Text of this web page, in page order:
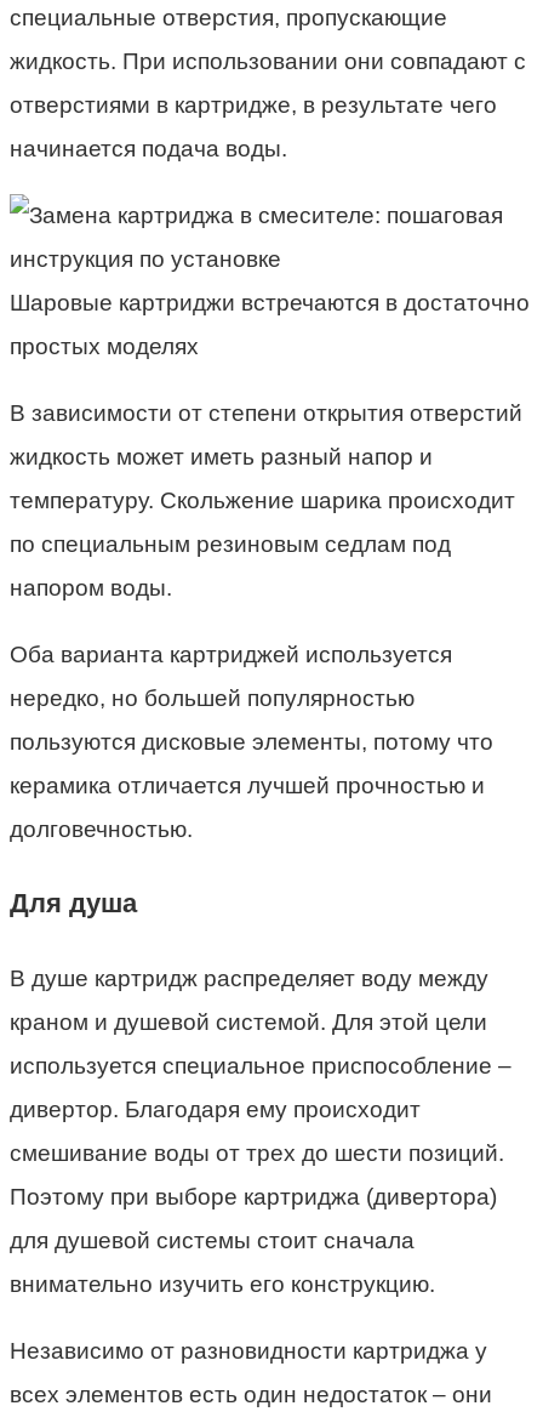
специальные отверстия, пропускающие
жидкость. При использовании они совпадают с
отверстиями в картридже, в результате чего
начинается подача воды.
Шаровые картриджи встречаются в достаточно
простых моделях
В зависимости от степени открытия отверстий
жидкость может иметь разный напор и
температуру. Скольжение шарика происходит
по специальным резиновым седлам под
напором воды.
Оба варианта картриджей используется
нередко, но большей популярностью
пользуются дисковые элементы, потому что
керамика отличается лучшей прочностью и
долговечностью.
Для душа
В душе картридж распределяет воду между
краном и душевой системой. Для этой цели
используется специальное приспособление –
дивертор. Благодаря ему происходит
смешивание воды от трех до шести позиций.
Поэтому при выборе картриджа (дивертора)
для душевой системы стоит сначала
внимательно изучить его конструкцию.
Независимо от разновидности картриджа у
всех элементов есть один недостаток – они